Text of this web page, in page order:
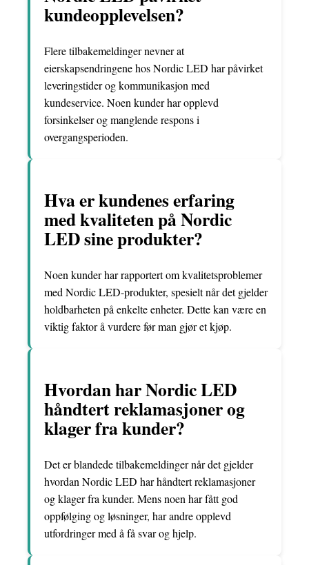
kundeopplevelsen?
Flere tilbakemeldinger nevner at
eierskapsendringene hos Nordic LED har påvirket
leveringstider og kommunikasjon med
kundeservice. Noen kunder har opplevd
forsinkelser og manglende respons i
overgangsperioden.
Hva er kundenes erfaring
med kvaliteten på Nordic
LED sine produkter?
Noen kunder har rapportert om kvalitetsproblemer
med Nordic LED-produkter, spesielt når det gjelder
holdbarheten på enkelte enheter. Dette kan være en
viktig faktor å vurdere før man gjør et kjøp.
Hvordan har Nordic LED
håndtert reklamasjoner og
klager fra kunder?
Det er blandede tilbakemeldinger når det gjelder
hvordan Nordic LED har håndtert reklamasjoner
og klager fra kunder. Mens noen har fått god
oppfølging og løsninger, har andre opplevd
utfordringer med å få svar og hjelp.